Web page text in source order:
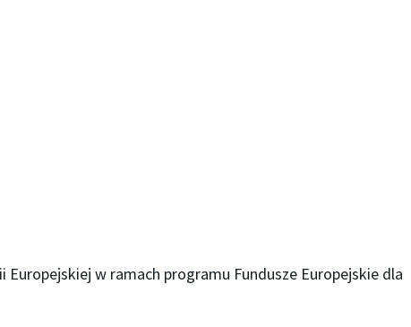
w ramach programu Fundusze Europejskie dla